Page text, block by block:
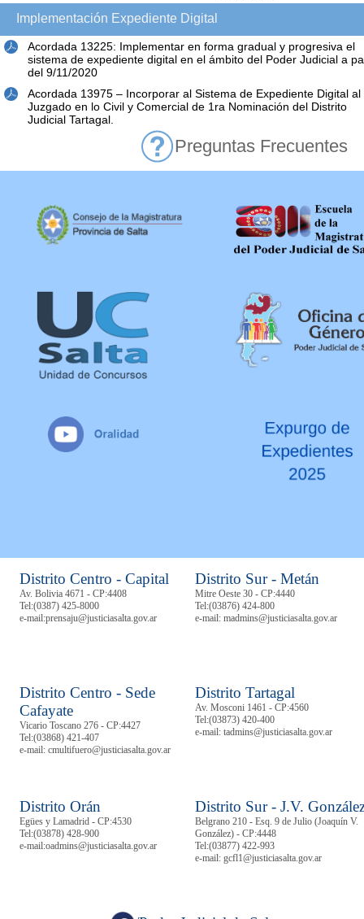
Implementación Expediente Digital
Acordada 13225: Implementar en forma gradual y progresiva el
sistema de expediente digital en el ámbito del Poder Judicial a
del 9/11/2020
Acordada 13975 – Incorporar al Sistema de Expediente Digital al
Juzgado en lo Civil y Comercial de 1ra Nominación del Distrito
Judicial Tartagal.
Preguntas Frecuentes
Distrito Centro - Capital
Av. Bolivia 4671 - CP:4408
Tel:(0387) 425-8000
e-mail:prensaju@justiciasalta.gov.ar
Distrito Sur - Metán
Mitre Oeste 30 - CP:4440
Tel:(03876) 424-800
e-mail: madmins@justiciasalta.gov.ar
Distrito Centro - Sede
Cafayate
Vicario Toscano 276 - CP:4427
Tel:(03868) 421-407
e-mail: cmultifuero@justiciasalta.gov.ar
Distrito Tartagal
Av. Mosconi 1461 - CP:4560
Tel:(03873) 420-400
e-mail: tadmins@justiciasalta.gov.ar
Distrito Orán
Egües y Lamadrid - CP:4530
Tel:(03878) 428-900
e-mail:oadmins@justiciasalta.gov.ar
Distrito Sur - J.V.
Belgrano 210 - Esq. 9 de Julio (Joaquín V.
González) - CP:4448
Tel:(03877) 422-993
e-mail: gcfl1@justiciasalta.gov.ar